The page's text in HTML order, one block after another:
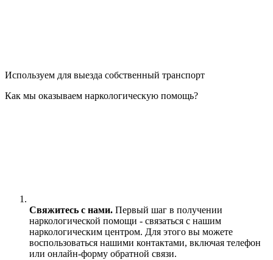
Используем для выезда собственный транспорт
Как мы оказываем наркологическую помощь?
Свяжитесь с нами. Первый шаг в получении
наркологической помощи - связаться с нашим
наркологическим центром. Для этого вы можете
воспользоваться нашими контактами, включая телефон
или онлайн-форму обратной связи.